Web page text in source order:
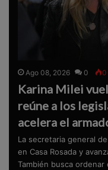
Ago 08, 2026 0 0
Karina Milei
reúne a los
acelera el
La secretaria general
en Casa Rosada y
También busca